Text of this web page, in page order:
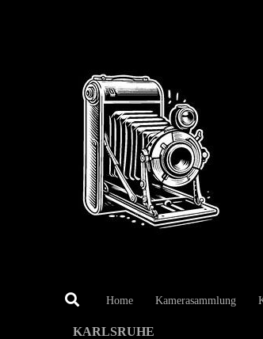
Home Kamerasammlung
KARLSRUHE